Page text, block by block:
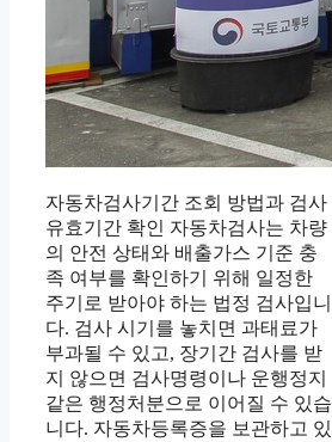
자동차검사기간 조회 방법과 검사
유효기간 확인 자동차검사는 차량
의 안전 상태와 배출가스 기준 충
족 여부를 확인하기 위해 일정한
주기로 받아야 하는 법정 검사입니
다. 검사 시기를 놓치면 과태료가
부과될 수 있고, 장기간 검사를 받
지 않으면 검사명령이나 운행정지
같은 행정처분으로 이어질 수 있습
니다. 자동차등록증을 보관하고 있